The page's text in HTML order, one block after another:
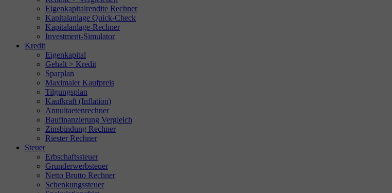
Eigenkapitalrendite Rechner
Kapitalanlage Quick-Check
Kapitalanlage-Rechner
Investment-Simulator
Kredit
Eigenkapital
Gehalt > Kredit
Sparplan
Maximaler Kaufpreis
Tilgungsplan
Kaufkraft (Inflation)
Annuitaetenrechner
Baufinanzierung Vergleich
Zinsbindung Rechner
Riester Rechner
Steuer
Erbschaftssteuer
Grunderwerbsteuer
Netto Brutto Rechner
Schenkungssteuer